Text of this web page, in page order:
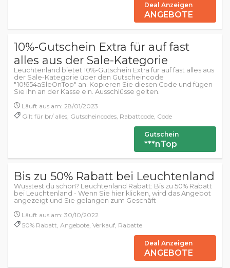
Deal Anzeigen
ANGEBOTE
10%-Gutschein Extra für auf fast
alles aus der Sale-Kategorie
Leuchtenland bietet 10%-Gutschein Extra für auf fast alles aus
der Sale-Kategorie über den Gutscheincode
"10!654aSleOnTop" an. Kopieren Sie diesen Code und fügen
Sie ihn an der Kasse ein. Ausschlüsse gelten.
Läuft aus am: 28/01/2023
Gilt für br/ alles, Gutscheincodes, Rabattcode, Code
Gutschein
***nTop
Bis zu 50% Rabatt bei Leuchtenland
Wusstest du schon? Leuchtenland Rabatt: Bis zu 50% Rabatt
bei Leuchtenland - Wenn Sie hier klicken, wird das Angebot
angezeigt und Sie gelangen zum Geschäft
Läuft aus am: 30/10/2022
50% Rabatt, Angebote, Verkauf, Rabatte
Deal Anzeigen
ANGEBOTE